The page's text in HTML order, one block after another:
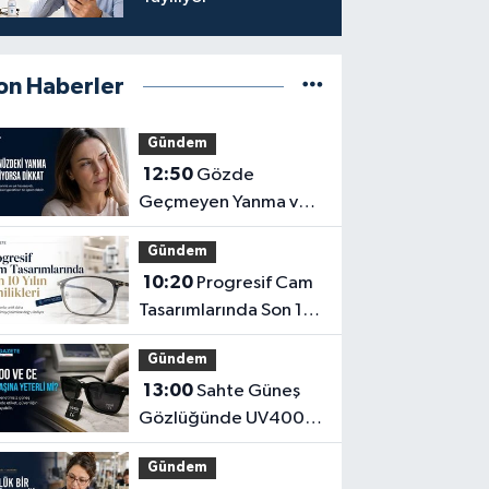
Haberler
Gündem
12:50
Geçmeyen Yanma ve
Işık Hassasiyeti Hafife
Alınmamalı
Gündem
10:20
Tasarımlarında Son 10
Yılın Yenilikleri
Gündem
13:00Sahte Güneş
Gözlüğünde UV400
ve CE İbaresi Tek
Başına Yeterli mi?
Gündem